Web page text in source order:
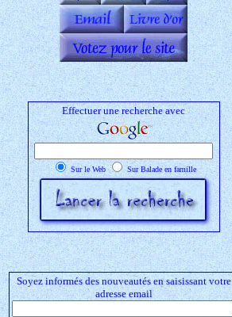
Effectuer une recherche avec
Sur le Web Sur Balade en famille
Soyez informés des nouveautés en saisissant votre
adresse email